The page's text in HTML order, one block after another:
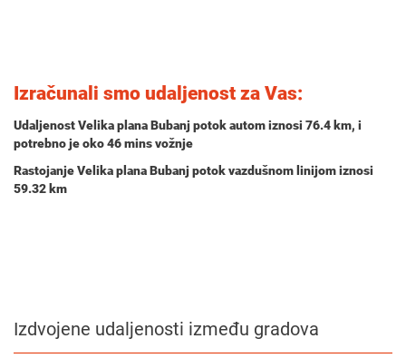
Izračunali smo udaljenost za Vas:
Udaljenost Velika plana Bubanj potok autom iznosi 76.4 km, i
potrebno je oko46 minsvožnje
Rastojanje Velika plana Bubanj potok vazdušnom linijom iznosi
59.32 km
Izdvojene udaljenosti između gradova